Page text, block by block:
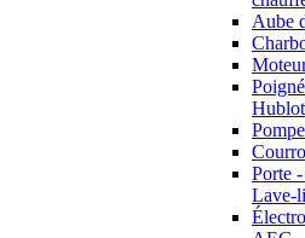
Aube
Porte
Lave-